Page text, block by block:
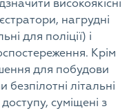
високоякісні
нагрудні
для поліції) і
Крім
для побудови
літальні
суміщені з